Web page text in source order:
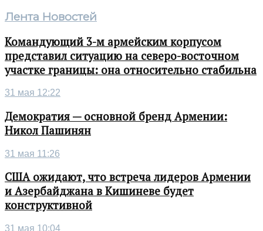
Лента Новостей
Командующий 3-м армейским корпусом
представил ситуацию на северо-восточном
участке границы: она относительно стабильна
31 мая 12:22
Демократия — основной бренд Армении:
Никол Пашинян
31 мая 11:26
США ожидают, что встреча лидеров Армении
и Азербайджана в Кишиневе будет
конструктивной
31 мая 10:04